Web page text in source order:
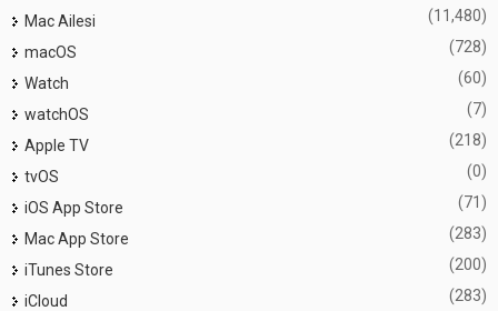
Mac Ailesi (11,480)
macOS (728)
Watch (60)
watchOS (7)
Apple TV (218)
tvOS (0)
iOS App Store (71)
Mac App Store (283)
iTunes Store (200)
iCloud (283)